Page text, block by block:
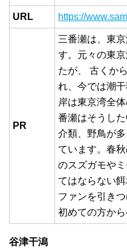
URL https://
PR
三番瀬は、東
す。元々の東
たが、 古くか
れ、今では潮
岸は東京湾全
番瀬はそうし
介類、野鳥が
ています。春
のスズガモや
てはならない
ファンを引き
初めての方から
谷津干潟